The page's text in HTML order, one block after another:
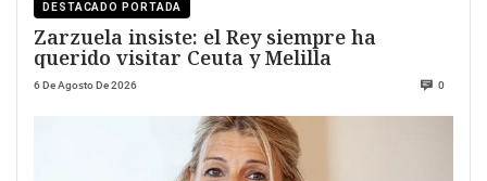
DESTACADO PORTADA
Zarzuela insiste: el Rey siempre ha
querido visitar Ceuta y Melilla
6 De Agosto De 2026 0